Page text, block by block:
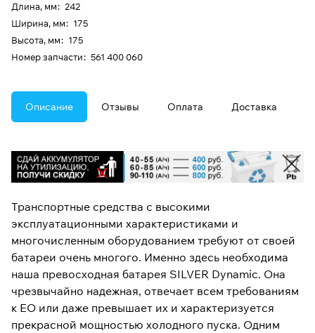
Длина, мм: 242
Ширина, мм: 175
Высота, мм: 175
Номер запчасти: 561 400 060
Описание Отзывы Оплата Доставка
Транспортные средства с высокими
эксплуатационными характеристиками и
многочисленным оборудованием требуют от своей
батареи очень многого. Именно здесь необходима
наша превосходная батарея SILVER Dynamic. Она
чрезвычайно надежная, отвечает всем требованиям
к ЕО или даже превышает их и характеризуется
прекрасной мощностью холодного пуска. Одним